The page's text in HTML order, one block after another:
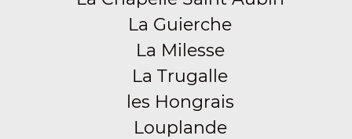
La Guierche
La Milesse
La Trugalle
les Hongrais
Louplande